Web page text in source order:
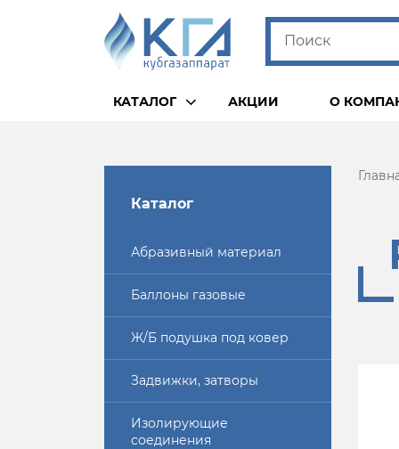
КАТАЛОГ АКЦИИ О
Каталог
Абразивный материал
Баллоны газовые
Ж/Б подушка под ковер
Задвижки, затворы
Изолирующие
соединения